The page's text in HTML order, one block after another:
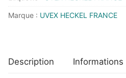
T9
-
Marque : UVEX HECKEL FRANCE
Description